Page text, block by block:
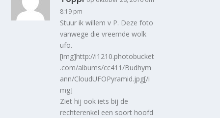
8:19 pm
Stuur ik willem v P. Deze foto
vanwege die vreemde wolk
ufo.
[img]http://i1210.photobucket
.com/albums/cc411/Budhym
ann/CloudUFOPyramid.jpg[/i
mg]
Ziet hij ook iets bij de
rechterenkel een soort hoofd